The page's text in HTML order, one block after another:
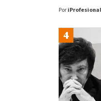
Por iProfesional